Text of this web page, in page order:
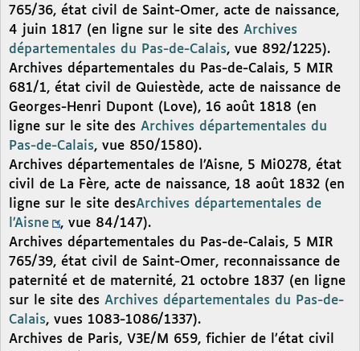
765/36, état civil de Saint-Omer, acte de naissance,
4 juin 1817 (en ligne sur le site des Archives
départementales du Pas-de-Calais, vue 892/1225).
Archives départementales du Pas-de-Calais, 5 MIR
681/1, état civil de Quiestède, acte de naissance de
Georges-Henri Dupont (Love), 16 août 1818 (en
ligne sur le site des Archives départementales du
Pas-de-Calais, vue 850/1580).
Archives départementales de l’Aisne, 5 Mi0278, état
civil de La Fère, acte de naissance, 18 août 1832 (en
ligne sur le site desArchives départementales de
l’Aisne
, vue 84/147).
Archives départementales du Pas-de-Calais, 5 MIR
765/39, état civil de Saint-Omer, reconnaissance de
paternité et de maternité, 21 octobre 1837 (en ligne
sur le site des Archives départementales du Pas-de-
Calais, vues 1083-1086/1337).
Archives de Paris, V3E/M 659, fichier de l’état civil